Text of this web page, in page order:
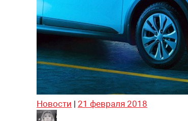
Новости | 21 февраля 2018